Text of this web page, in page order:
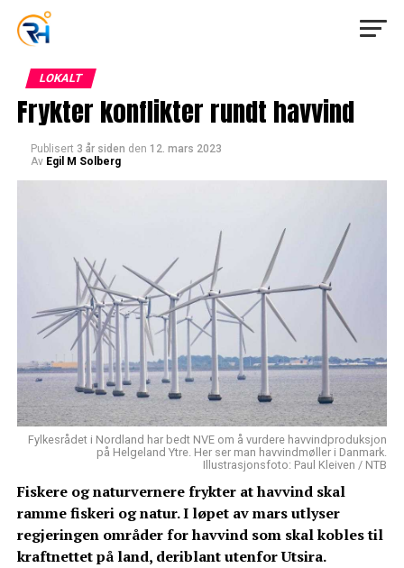
LOKALT
Frykter konflikter rundt havvind
Publisert 3 år siden den 12. mars 2023
Av Egil M Solberg
Fylkesrådet i Nordland har bedt NVE om å vurdere havvindproduksjon
på Helgeland Ytre. Her ser man havvindmøller i Danmark.
Illustrasjonsfoto: Paul Kleiven / NTB
Fiskere og naturvernere frykter at havvind skal
ramme fiskeri og natur. I løpet av mars utlyser
regjeringen områder for havvind som skal kobles til
kraftnettet på land, deriblant utenfor Utsira.